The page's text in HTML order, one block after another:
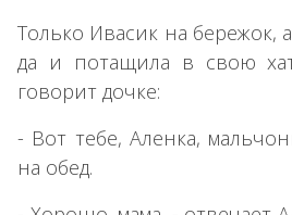
Только Ивасик на бережок,
да и потащила в свою
говорит дочке:
- Вот тебе, Аленка,
на обед.